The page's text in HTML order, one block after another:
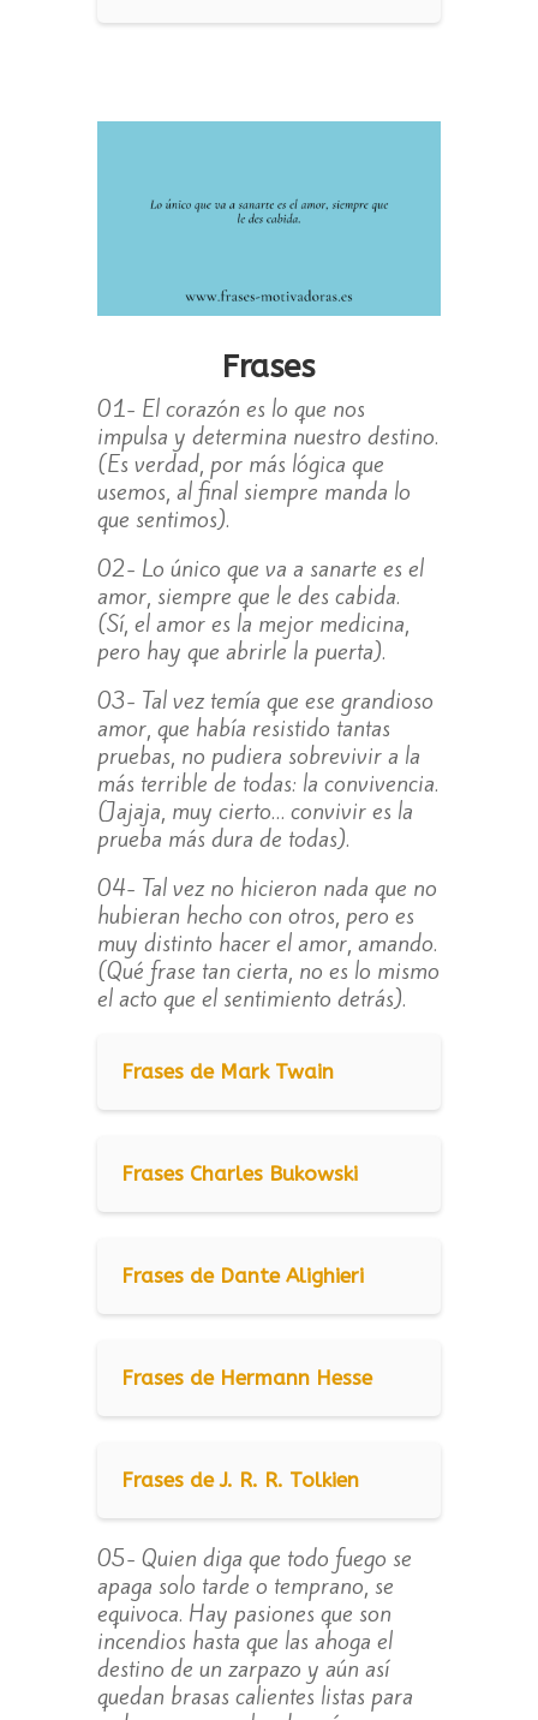
Frases
01- El corazón es lo que nos
impulsa y determina nuestro destino.
(Es verdad, por más lógica que
usemos, al final siempre manda lo
que sentimos).
02- Lo único que va a sanarte es el
amor, siempre que le des cabida.
(Sí, el amor es la mejor medicina,
pero hay que abrirle la puerta).
03- Tal vez temía que ese grandioso
amor, que había resistido tantas
pruebas, no pudiera sobrevivir a la
más terrible de todas: la convivencia.
(Jajaja, muy cierto… convivir es la
prueba más dura de todas).
04- Tal vez no hicieron nada que no
hubieran hecho con otros, pero es
muy distinto hacer el amor, amando.
(Qué frase tan cierta, no es lo mismo
el acto que el sentimiento detrás).
Frases de Mark Twain
Frases Charles Bukowski
Frases de Dante Alighieri
Frases de Hermann Hesse
Frases de J. R. R. Tolkien
05- Quien diga que todo fuego se
apaga solo tarde o temprano, se
equivoca. Hay pasiones que son
incendios hasta que las ahoga el
destino de un zarpazo y aún así
quedan brasas calientes listas para